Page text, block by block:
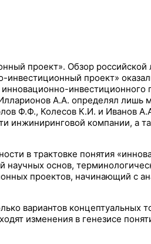
проект». Обзор российской
проект»
инвестиционного
А.А. определял
Ф.Ф., Колесов К.И. и Иванов
инжиниринговой компании, а
в трактовке понятия
основ,
проектов, начинающий с
вариантов
изменения в генезисе